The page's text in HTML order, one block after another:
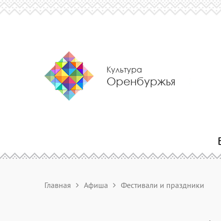
Культура
Оренбуржья
Главная Афиша Фестивали и праздники